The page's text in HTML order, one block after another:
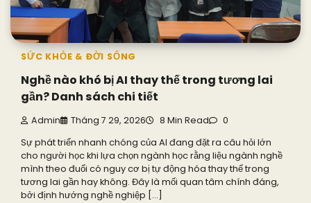
SỨC KHỎE & ĐỜI SỐNG
Nghề nào khó bị AI thay thế trong tương lai
gần? Danh sách chi tiết
Admin Tháng 7 29, 2026 8 Min Read 0
Sự phát triển nhanh chóng của AI đang đặt ra câu hỏi lớn
cho người học khi lựa chọn ngành học rằng liệu ngành nghề
mình theo đuổi có nguy cơ bị tự động hóa thay thế trong
tương lai gần hay không. Đây là mối quan tâm chính đáng,
bởi định hướng nghề nghiệp […]